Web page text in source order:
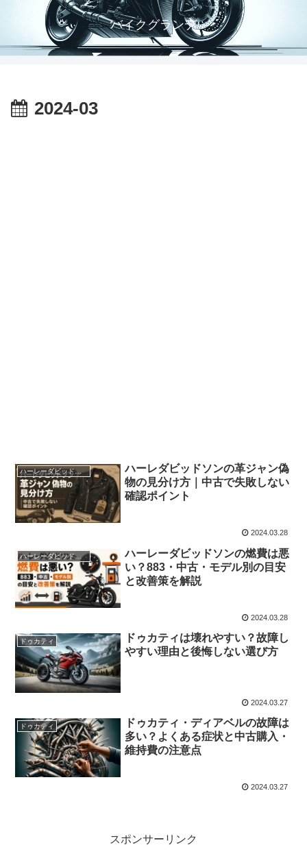
バイクグランデ
2024-03
ハーレーダビッドソン
ハーレダビッドソンの革ジャン偽
物の見分け方｜中古で失敗しない
確認ポイント
2024.03.28
ハーレーダビッドソン
ハーレーダビッドソンの燃費は悪
い？883・中古・モデル別の目安
と改善策を解説
2024.03.28
ドゥカティ
ドゥカティは壊れやすい？故障し
やすい理由と後悔しない選び方
2024.03.27
ドゥカティ
ドゥカティ・ディアベルの故障は
多い？よくある症状と中古購入・
維持費の注意点
2024.03.27
スポンサーリンク